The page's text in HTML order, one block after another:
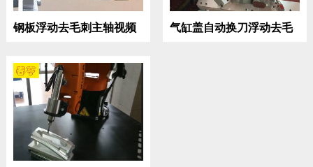
钢板浮动去毛刺主轴视频
气缸盖自动换刀浮动去毛